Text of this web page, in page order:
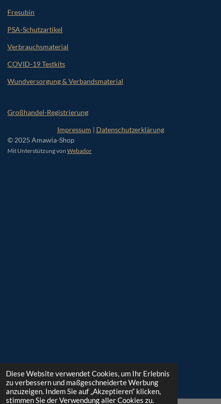
Diese Website verwendet Cookies, um Ihr Erlebnis
zu verbessern und maßgeschneiderte Werbung
anzuzeigen. Indem Sie auf „Akzeptieren“ klicken,
stimmen Sie der Verwendung aller Cookies zu.
Fresubin
PSA-Schutzartikel
Verbrauchsmaterial
COVID-19 Testkits
Wundversorgung & Verbandsmaterial
Großhandel-Registrierung
Impressum | Datenschutzerklärung
© 2025 Amawia-Shop
Mit Unterstützung von Webador